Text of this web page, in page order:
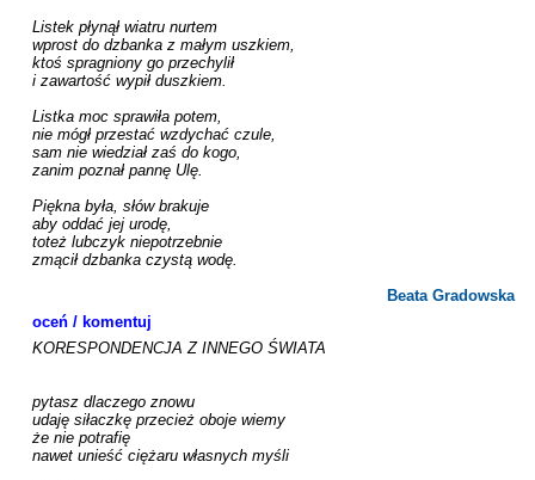
Listek płynął wiatru nurtem
wprost do dzbanka z małym uszkiem,
ktoś spragniony go przechylił
i zawartość wypił duszkiem.
Listka moc sprawiła potem,
nie mógł przestać wzdychać czule,
sam nie wiedział zaś do kogo,
zanim poznał pannę Ulę.
Piękna była, słów brakuje
aby oddać jej urodę,
toteż lubczyk niepotrzebnie
zmącił dzbanka czystą wodę.
Beata Gradowska
oceń / komentuj
KORESPONDENCJA Z INNEGO ŚWIATA
pytasz dlaczego znowu
udaję siłaczkę przecież oboje wiemy
że nie potrafię
nawet unieść ciężaru własnych myśli